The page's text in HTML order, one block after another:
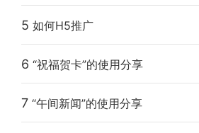
5 如何H5推广
6 “祝福贺卡”的使用分享
7 “午间新闻”的使用分享